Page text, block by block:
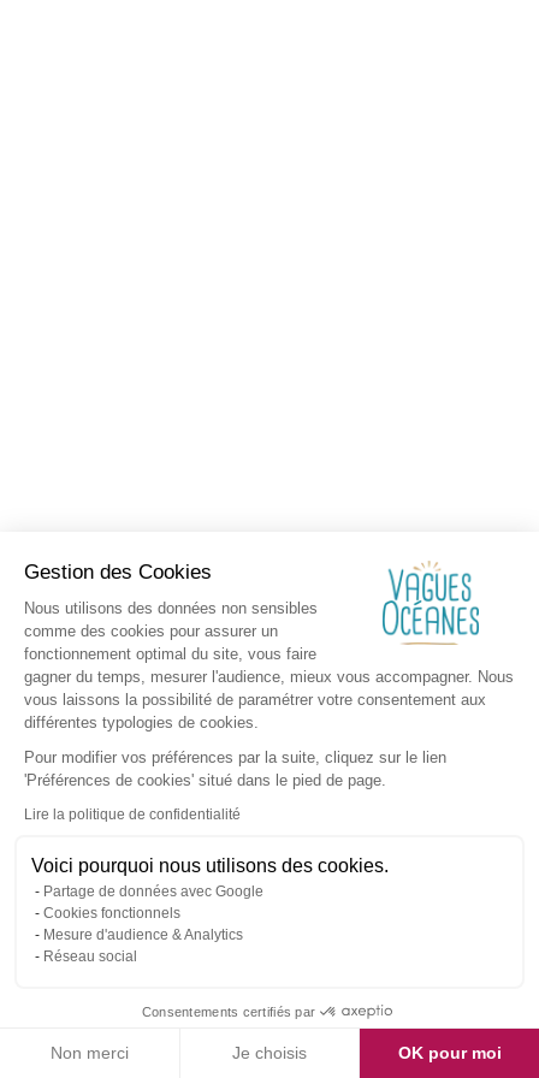
Gestion des Cookies
Nous utilisons des données non sensibles
comme des cookies pour assurer un
fonctionnement optimal du site, vous faire
gagner du temps, mesurer l'audience, mieux vous accompagner. Nous
vous laissons la possibilité de paramétrer votre consentement aux
différentes typologies de cookies.
Pour modifier vos préférences par la suite, cliquez sur le lien
'Préférences de cookies' situé dans le pied de page.
Lire la politique de confidentialité
Voici pourquoi nous utilisons des cookies.
Partage de données avec Google
Cookies fonctionnels
Mesure d'audience & Analytics
Réseau social
Consentements certifiés par
Non merci Je choisis OK pour moi